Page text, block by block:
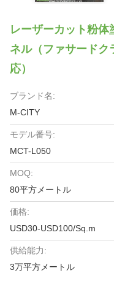
レーザーカット粉
ネル（ファサード
応）
ブランド名:
M-CITY
モデル番号:
MCT-L050
MOQ:
80平方メートル
価格:
USD30-USD100/Sq.m
供給能力:
3万平方メートル